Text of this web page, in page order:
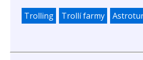
Trolling Trollí farmy